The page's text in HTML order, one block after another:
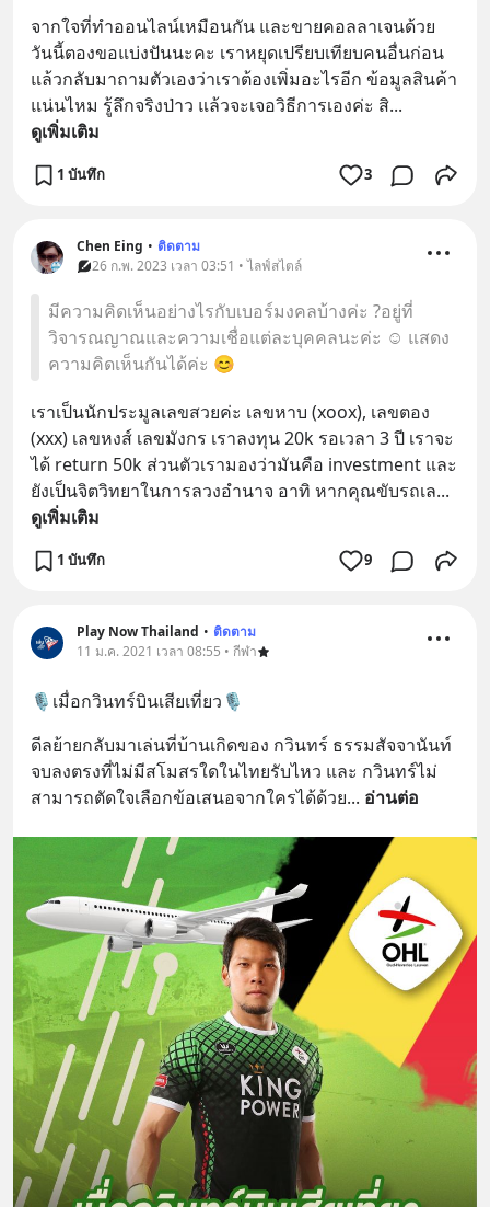
จากใจที่ทำออนไลน์เหมือนกัน และขายคอลลาเจนด้วย
วันนี้ตองขอแบ่งปันนะคะ เราหยุดเปรียบเทียบคนอื่นก่อน
แล้วกลับมาถามตัวเองว่าเราต้องเพิ่มอะไรอีก ข้อมูลสินค้า
แน่นไหม รู้ลึกจริงป่าว แล้วจะเจอวิธีการเองค่ะ สิ...
ดูเพิ่มเติม
1 บันทึก 3
Chen Eing • ติดตาม
26 ก.พ. 2023 เวลา 03:51 • ไลฟ์สไตล์
มีความคิดเห็นอย่างไรกับเบอร์มงคลบ้างค่ะ ?อยู่ที่
วิจารณญาณและความเชื่อแต่ละบุคคลนะค่ะ ☺️ แสดง
ความคิดเห็นกันได้ค่ะ 😊
เราเป็นนักประมูลเลขสวยค่ะ เลขหาบ (xoox), เลขตอง
(xxx) เลขหงส์ เลขมังกร เราลงทุน 20k รอเวลา 3 ปี เราจะ
ได้ return 50k ส่วนตัวเรามองว่ามันคือ investment และ
ยังเป็นจิตวิทยาในการลวงอำนาจ อาทิ หากคุณขับรถเล...
ดูเพิ่มเติม
1 บันทึก 9
Play Now Thailand • ติดตาม
11 ม.ค. 2021 เวลา 08:55 • กีฬา
🎙️เมื่อกวินทร์บินเสียเที่ยว🎙️
ดีลย้ายกลับมาเล่นที่บ้านเกิดของ กวินทร์ ธรรมสัจจานันท์
จบลงตรงที่ไม่มีสโมสรใดในไทยรับไหว และ กวินทร์ไม่
สามารถตัดใจเลือกข้อเสนอจากใครได้ด้วย... อ่านต่อ